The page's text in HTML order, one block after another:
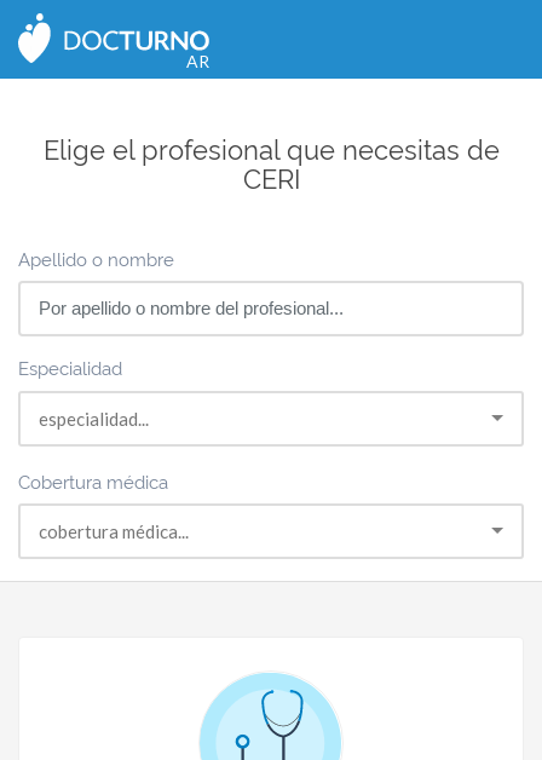
AR
Elige el profesional que necesitas de
CERI
Apellido o nombre
Especialidad
Cobertura médica